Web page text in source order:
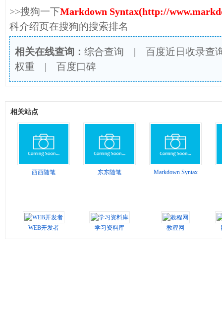
>>搜狗一下Markdown Syntax(http://
科介绍页在搜狗的搜索排名
相关在线查询： 综合查询 | 百度近日收录查
权重 | 百度口碑
相关站点
西西随笔 东东随笔 Markdown Syntax
WEB开发者 学习资料库 教程网